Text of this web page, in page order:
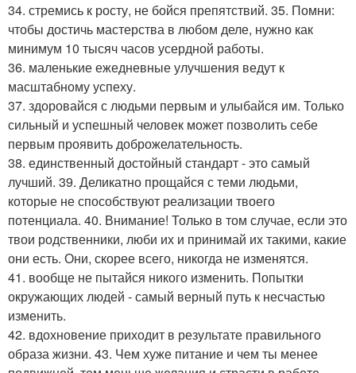
34. стремись к росту, не бойся препятствий. 35. Помни:
чтобы достичь мастерства в любом деле, нужно как
минимум 10 тысяч часов усердной работы.
36. маленькие ежедневные улучшения ведут к
масштабному успеху.
37. здоровайся с людьми первым и улыбайся им. Только
сильный и успешный человек может позволить себе
первым проявить доброжелательность.
38. единственный достойный стандарт - это самый
лучший. 39. Деликатно прощайся с теми людьми,
которые не способствуют реализации твоего
потенциала. 40. Внимание! Только в том случае, если это
твои родственники, люби их и принимай их такими, какие
они есть. Они, скорее всего, никогда не изменятся.
41. вообще не пытайся никого изменить. Попытки
окружающих людей - самый верный путь к несчастью
изменить.
42. вдохновение приходит в результате правильного
образа жизни. 43. Чем хуже питание и чем ты менее